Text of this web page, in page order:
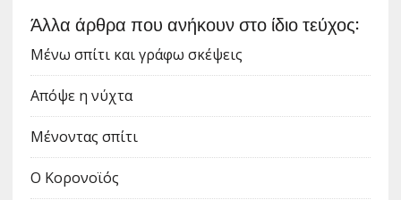
Άλλα άρθρα που ανήκουν στο ίδιο τεύχος:
Μένω σπίτι και γράφω σκέψεις
Απόψε η νύχτα
Μένοντας σπίτι
Ο Κορονοϊός